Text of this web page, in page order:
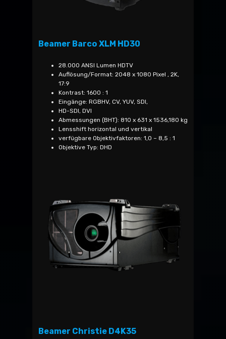
Beamer Barco XLM HD30
28.000 ANSI Lumen HDTV
Auflösung/Format: 2048 x 1080 Pixel , 2K,
17:9
Kontrast: 1600 : 1
Eingänge: RGBHV, CV, YUV, SDI,
HD-SDI, DVI
Abmessungen (BHT): 810 x 631 x 1536,180 kg
Lensshift horizontal und vertikal
verfügbare Objektivfaktoren: 1,0 – 8,5 : 1
Objektive Typ: DHD
Beamer Christie D4K35